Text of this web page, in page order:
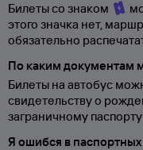
Билеты со знаком
этого значка нет,
обязательно
По каким документам
Билеты на автобус
свидетельству о
заграничному паспорту
Я ошибся в